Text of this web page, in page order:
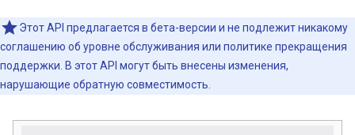
Этот API предлагается в бета-версии и не подлежит никакому
соглашению об уровне обслуживания или политике прекращения
поддержки. В этот API могут быть внесены изменения,
нарушающие обратную совместимость.